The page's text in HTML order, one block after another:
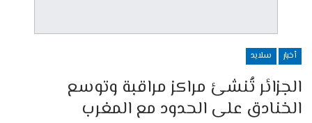
أخبار سلايد
الجزائر تُنشئ مراكز مراقبة وتوسع
الخنادق على الحدود مع المغرب